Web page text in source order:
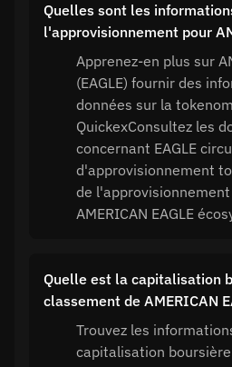
Quelles sont les
l'approvisionnement pour
Apprenez-en plus sur
(EAGLE) fournir des
données sur la
QuickexConsultez les
concernant EAGLE
d'approvisionnement
de
AMERICAN EAGLE
Quelle est la capitalisation
classement de AMERICAN
Trouvez les
capitalisation